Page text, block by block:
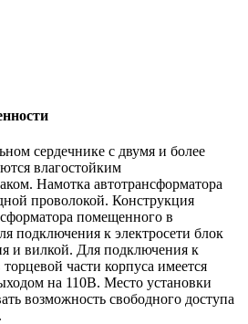
сердечнике с двумя и более
влагостойким
Намотка автотрансформатора
проволокой. Конструкция
помещенного в
подключения к электросети блок
и вилкой. Для подключения к
части корпуса имеется
на 110В. Место установки
возможность свободного доступа